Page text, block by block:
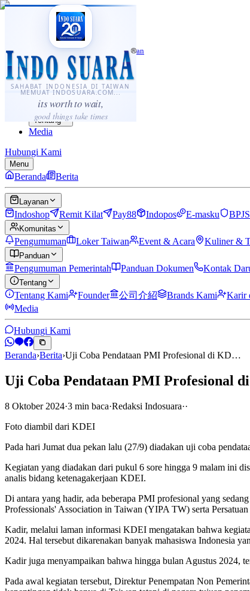
SAHABAT INDONESIA DI TAIWAN
MEMUAT INDOSUARA.COM...
its worth to wait,
good things take times
·...
⌘K
Sahabat Indonesia di Taiwan
Berita
Layanan
Komunitas
Panduan
Tentang
Media
Hubungi Kami
Menu
Beranda Berita
Layanan
Indoshop Remit Kilat Pay88 Indopos E-masku
Komunitas
Pengumuman Loker Taiwan Event & Acara Kuliner &
Panduan
Pengumuman Pemerintah Panduan Dokumen Kontak
Tentang
Tentang Kami Founder 公司介紹 Brands Kami Karir
Media
Hubungi Kami
Beranda›Berita›Uji Coba Pendataan PMI Profesional di KD…
Uji Coba Pendataan PMI Profesional
8 Oktober 2024·3 min baca·Redaksi Indosuara··
Foto diambil dari KDEI
Pada hari Jumat dua pekan lalu (27/9) diadakan uji coba
Kegiatan yang diadakan dari pukul 6 sore hingga 9 malam ini
analis bidang ketenagakerjaan KDEI.
Di antara yang hadir, ada beberapa PMI profesional yang
Professionals' Association in Taiwan (YIPA TW) serta
Kadir, melalui laman informasi KDEI mengatakan bahwa
2024. Hal tersebut dikarenakan banyak mahasiswa Indonesia
Kadir juga menyampaikan bahwa hingga bulan Agustus 2024,
Pada awal kegiatan tersebut, Direktur Penempatan Non